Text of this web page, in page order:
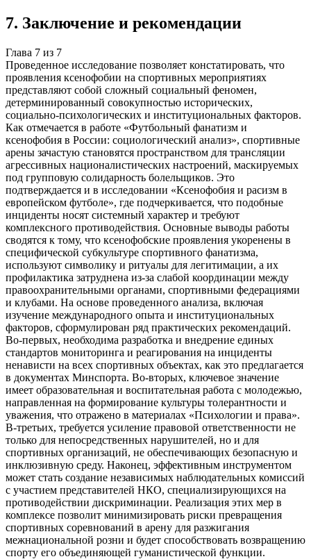
7. Заключение и рекомендации
Глава 7 из 7
Проведенное исследование позволяет констатировать, что
проявления ксенофобии на спортивных мероприятиях
представляют собой сложный социальный феномен,
детерминированный совокупностью исторических,
социально-психологических и институциональных факторов.
Как отмечается в работе «Футбольный фанатизм и
ксенофобия в России: социологический анализ», спортивные
арены зачастую становятся пространством для трансляции
агрессивных националистических настроений, маскируемых
под групповую солидарность болельщиков. Это
подтверждается и в исследовании «Ксенофобия и расизм в
европейском футболе», где подчеркивается, что подобные
инциденты носят системный характер и требуют
комплексного противодействия. Основные выводы работы
сводятся к тому, что ксенофобские проявления укоренены в
специфической субкультуре спортивного фанатизма,
используют символику и ритуалы для легитимации, а их
профилактика затруднена из-за слабой координации между
правоохранительными органами, спортивными федерациями
и клубами. На основе проведенного анализа, включая
изучение международного опыта и институциональных
факторов, сформулирован ряд практических рекомендаций.
Во-первых, необходима разработка и внедрение единых
стандартов мониторинга и реагирования на инциденты
ненависти на всех спортивных объектах, как это предлагается
в документах Минспорта. Во-вторых, ключевое значение
имеет образовательная и воспитательная работа с молодежью,
направленная на формирование культуры толерантности и
уважения, что отражено в материалах «Психологии и права».
В-третьих, требуется усиление правовой ответственности не
только для непосредственных нарушителей, но и для
спортивных организаций, не обеспечивающих безопасную и
инклюзивную среду. Наконец, эффективным инструментом
может стать создание независимых наблюдательных комиссий
с участием представителей НКО, специализирующихся на
противодействии дискриминации. Реализация этих мер в
комплексе позволит минимизировать риски превращения
спортивных соревнований в арену для разжигания
межнациональной розни и будет способствовать возвращению
спорту его объединяющей гуманистической функции.